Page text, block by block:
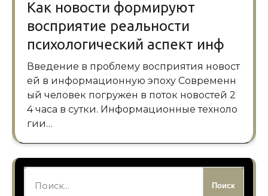
Как новости формируют
восприятие реальности
психологический аспект инф
Введение в проблему восприятия новост
ей в информационную эпоху Современн
ый человек погружен в поток новостей 2
4 часа в сутки. Информационные техноло
гии…